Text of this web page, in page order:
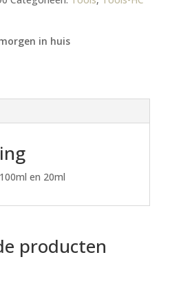
in huis
en 20ml
producten